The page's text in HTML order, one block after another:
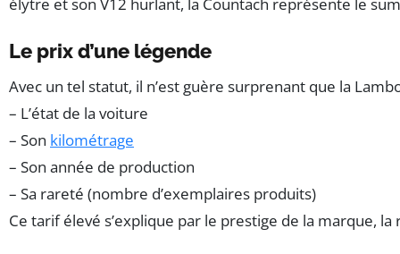
Le prix d’une légende
Avec un tel statut, il n’est guère surprenant que la
– L’état de la voiture
– Son kilométrage
– Son année de production
– Sa rareté (nombre d’exemplaires produits)
Ce tarif élevé s’explique par le prestige de la marque,